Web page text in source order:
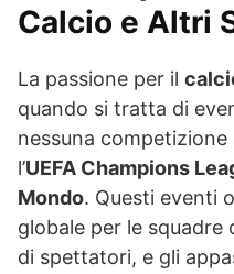
Calcio e Altri
La passione per il
quando si tratta di
nessuna
l’UEFA Champions
Mondo. Questi eventi
globale per le squadre
di spettatori, e gli